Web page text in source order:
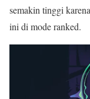
semakin tinggi
ini di mode ranked.